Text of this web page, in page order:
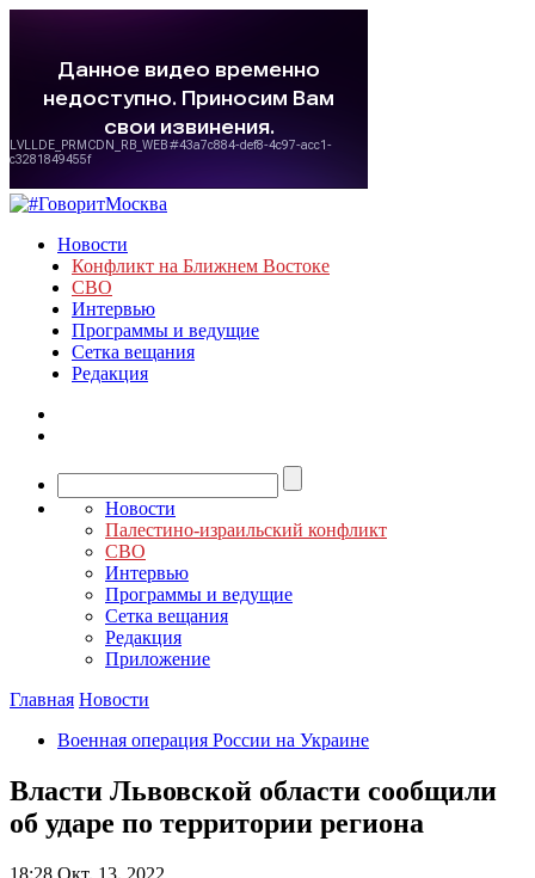
Новости
Конфликт на Ближнем Востоке
СВО
Интервью
Программы и ведущие
Сетка вещания
Редакция
Новости
Палестино-израильский конфликт
СВО
Интервью
Программы и ведущие
Сетка вещания
Редакция
Приложение
Главная Новости
Военная операция России на Украине
Власти Львовской области сообщили
об ударе по территории региона
18:28 Окт. 13, 2022